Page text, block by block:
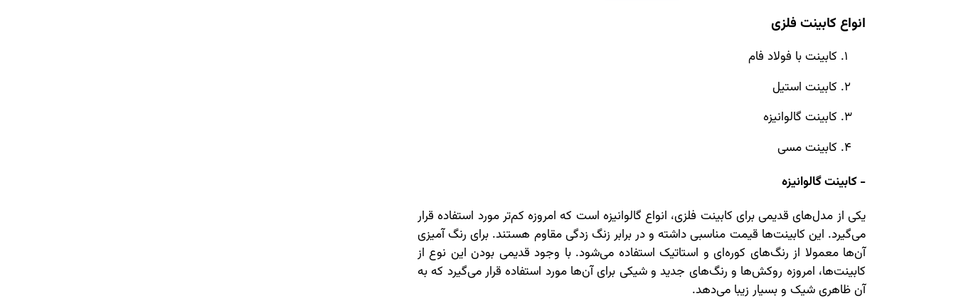
انواع کابینت فلزی
کابینت با فولاد فام
کابینت استیل
کابینت گالوانیزه
کابینت مسی
- کابینت گالوانیزه
یکی از مدل‌های قدیمی برای کابینت فلزی، انواع گالوانیزه است که امروزه کم‌تر مورد استفاده قرار
می‌گیرد. این کابینت‌ها قیمت مناسبی داشته و در برابر زنگ زدگی مقاوم هستند. برای رنگ آمیزی
آن‌ها معمولا از رنگ‌های کوره‌ای و استاتیک استفاده می‌شود. با وجود قدیمی بودن این نوع از
کابینت‌ها، امروزه روکش‌ها و رنگ‌های جدید و شیکی برای آن‌ها مورد استفاده قرار می‌گیرد که به
آن ظاهری شیک و بسیار زیبا می‌دهد.